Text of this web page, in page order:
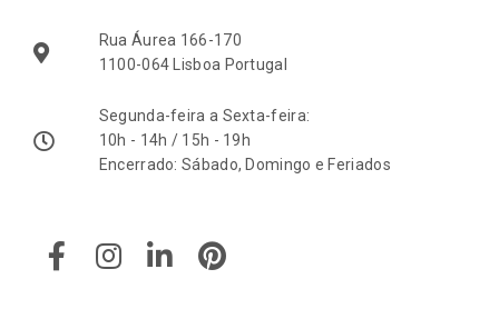
Rua Áurea 166-170
1100-064 Lisboa Portugal
Segunda-feira a Sexta-feira:
10h - 14h / 15h - 19h
Encerrado: Sábado, Domingo e Feriados
a
c
n
s
i
n
i
n